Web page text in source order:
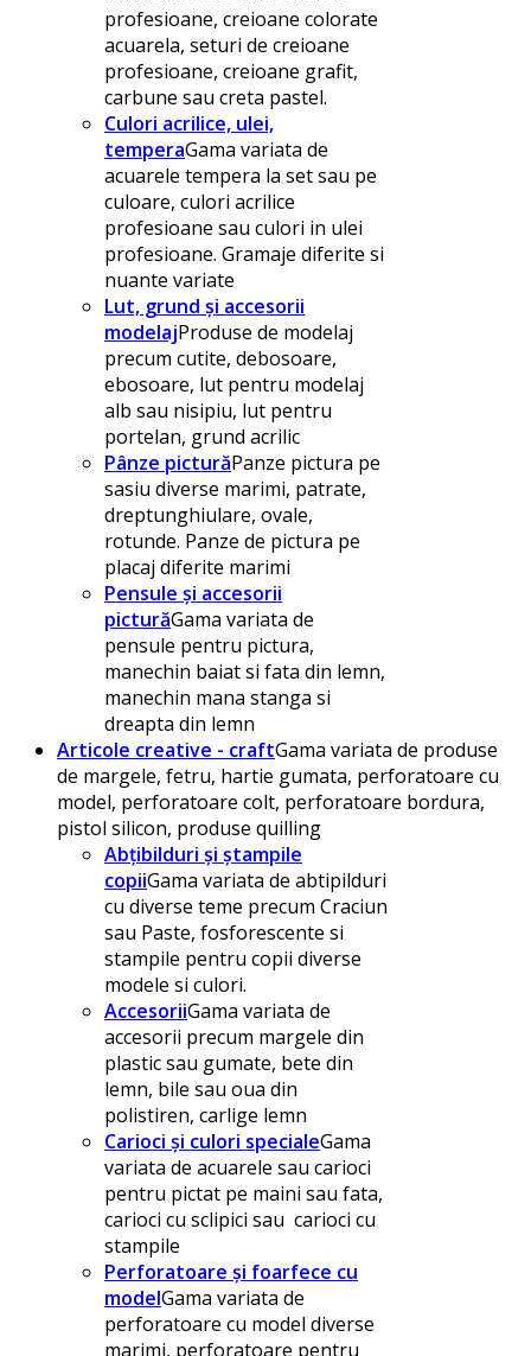
profesioane, creioane colorate
acuarela, seturi de creioane
profesioane, creioane grafit,
carbune sau creta pastel.
Culori acrilice, ulei,
temperaGama variata de
acuarele tempera la set sau pe
culoare, culori acrilice
profesioane sau culori in ulei
profesioane. Gramaje diferite si
nuante variate
Lut, grund și accesorii
modelajProduse de modelaj
precum cutite, debosoare,
ebosoare, lut pentru modelaj
alb sau nisipiu, lut pentru
portelan, grund acrilic
Pânze picturăPanze pictura pe
sasiu diverse marimi, patrate,
dreptunghiulare, ovale,
rotunde. Panze de pictura pe
placaj diferite marimi
Pensule și accesorii
picturăGama variata de
pensule pentru pictura,
manechin baiat si fata din lemn,
manechin mana stanga si
dreapta din lemn
Articole creative - craftGama variata de produse
de margele, fetru, hartie gumata, perforatoare cu
model, perforatoare colt, perforatoare bordura,
pistol silicon, produse quilling
Abțibilduri și ștampile
copiiGama variata de abtipilduri
cu diverse teme precum Craciun
sau Paste, fosforescente si
stampile pentru copii diverse
modele si culori.
AccesoriiGama variata de
accesorii precum margele din
plastic sau gumate, bete din
lemn, bile sau oua din
polistiren, carlige lemn
Carioci și culori specialeGama
variata de acuarele sau carioci
pentru pictat pe maini sau fata,
carioci cu sclipici sau carioci cu
stampile
Perforatoare și foarfece cu
modelGama variata de
perforatoare cu model diverse
marimi, perforatoare pentru